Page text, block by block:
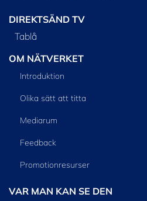
DIREKTSÄND TV
Tablå
OM NÄTVERKET
Introduktion
Olika sätt att titta
Mediarum
Feedback
Promotionresurser
VAR MAN KAN SE DEN